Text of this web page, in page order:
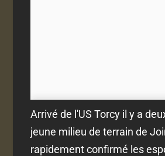
Arrivé de l'US Torcy il y a
jeune milieu de terrain de
rapidement confirmé les